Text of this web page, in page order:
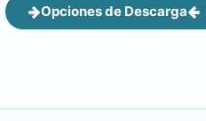
Opciones de Descarga